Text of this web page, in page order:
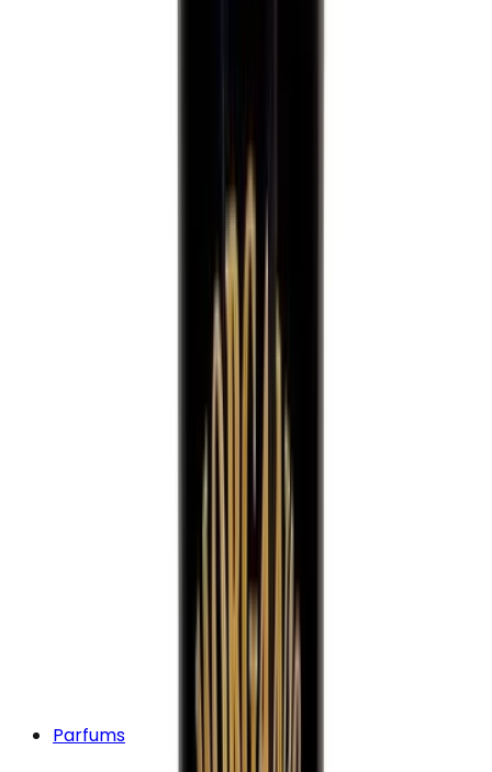
Parfums